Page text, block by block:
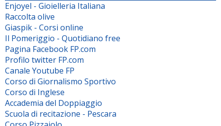
Enjoyel - Gioielleria Italiana
Raccolta olive
Giaspik - Corsi online
Il Pomeriggio - Quotidiano free
Pagina Facebook FP.com
Profilo twitter FP.com
Canale Youtube FP
Corso di Giornalismo Sportivo
Corso di Inglese
Accademia del Doppiaggio
Scuola di recitazione - Pescara